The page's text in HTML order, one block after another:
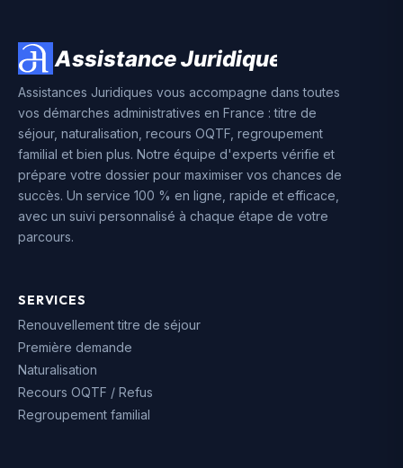
Assistances Juridiques vous accompagne dans toutes
vos démarches administratives en France : titre de
séjour, naturalisation, recours OQTF, regroupement
familial et bien plus. Notre équipe d'experts vérifie et
prépare votre dossier pour maximiser vos chances de
succès. Un service 100 % en ligne, rapide et efficace,
avec un suivi personnalisé à chaque étape de votre
parcours.
SERVICES
Renouvellement titre de séjour
Première demande
Naturalisation
Recours OQTF / Refus
Regroupement familial